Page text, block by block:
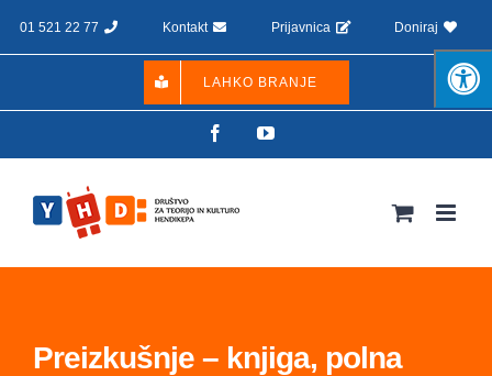
01 521 22 77 Kontakt Prijavnica Doniraj
LAHKO BRANJE
FacebookYouTube
Preizkušnje – knjiga, polna